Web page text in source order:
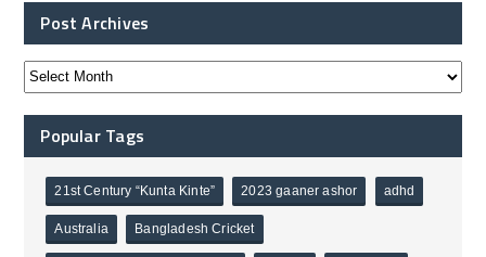
Post Archives
Popular Tags
21st Century “Kunta Kinte” 2023 gaaner ashor adhd
Australia Bangladesh Cricket